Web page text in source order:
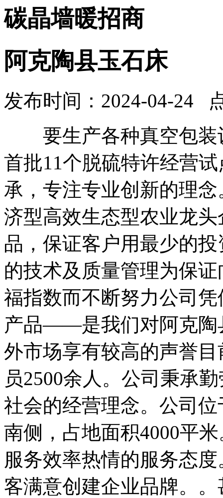
碳晶墙暖招商
阿克陶县玉石床
发布时间：2024-04-24
要生产各种真空包装
首批11个脱硫特许经营
承，专注专业创新的理
济型高效生态型农业龙
品，保证客户用最少的
的技术及质量管理为保
福指数而不断努力公司
产品——是我们对阿克陶
外市场享有较高的声誉
员2500余人。公司秉承
社会的经营理念。公司
南侧，占地面积4000平
服务效率热情的服务态
客满意创建企业品牌。